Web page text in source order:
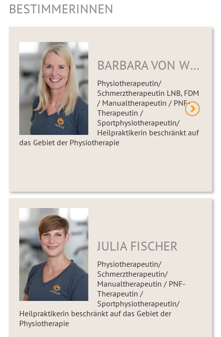
BESTIMMERINNEN
BARBARA VON WINTERFELD
Physiotherapeutin/
Schmerztherapeutin LNB, FDM
/ Manualtherapeutin / PNF-
Therapeutin /
Sportphysiotherapeutin/
Heilpraktikerin beschränkt auf
das Gebiet der Physiotherapie
JULIA FISCHER
Physiotherapeutin/
Schmerztherapeutin/
Manualtherapeutin / PNF-
Therapeutin /
Sportphysiotherapeutin/
Heilpraktikerin beschränkt auf das Gebiet der
Physiotherapie